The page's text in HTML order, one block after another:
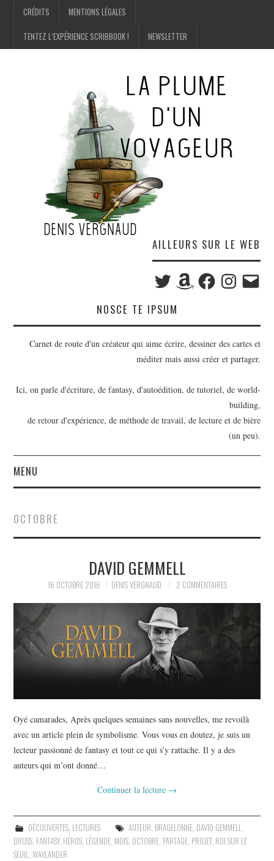
CRÉDITS MENTIONS LÉGALES
TENTEZ L’EXPÉRIENCE SCRIBBOOK ! NEWSLETTER
AILLEURS SUR LE WEB
Twitter AmazonFacebookInstagram
E-
mail
NOSCE TE IPSUM
Carnet de route d'un créateur qui aime écrire, dessiner des cartes et
méditer mais aussi créer et partager.
Ici, on parle d'écriture, de fantasy, d'autoédition, de tutoriel, de world-
building,
de retour d'expérience, de méthode de travail, de lecture et de bière
(un peu).
MENU
OUTILS D’ÉCRIVAIN
CONTACT
OCTOBRE
DAVID GEMMELL
16 OCTOBRE 2016 DENIS VERGNAUD 2 COMMENTAIRES
Oyé camarades, Après quelques semaines sans nouvelles, me revoilà
avec un article plein de symbolisme. Vous vous en doutez, je suis un
lecteur passionné de fantasy et tout ce qui s’y rattache. Il y a des
auteurs qui m’ont donné…
Continuer la lecture →
DÉCOUVERTES, LECTURES AUTEUR, BRAGELONNE, DAVID GEMMELL,
DRUSS, FANTASY, HÉROS, LÉGENDE, MOIS, OCTOBRE, PARTAGE, PROJET, ROI SUR LE
SEUIL,WAYLANDER